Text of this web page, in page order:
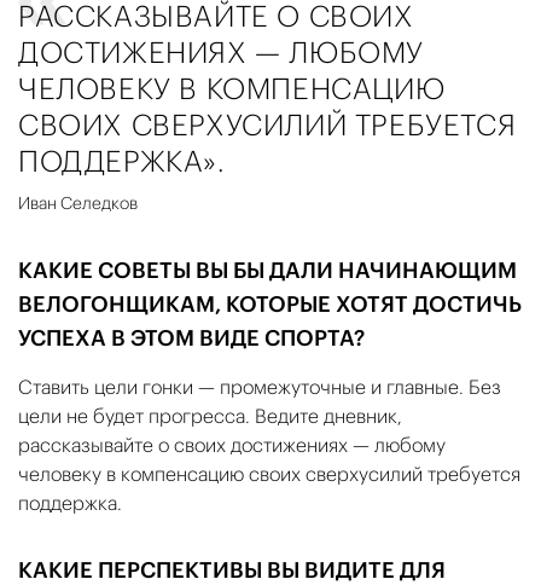
РАССКАЗЫВАЙТЕ О СВОИХ
ДОСТИЖЕНИЯХ — ЛЮБОМУ
ЧЕЛОВЕКУ В КОМПЕНСАЦИЮ
СВОИХ СВЕРХУСИЛИЙ ТРЕБУЕТСЯ
ПОДДЕРЖКА».
Иван Селедков
КАКИЕ СОВЕТЫ ВЫ БЫ ДАЛИ НАЧИНАЮЩИМ
ВЕЛОГОНЩИКАМ, КОТОРЫЕ ХОТЯТ ДОСТИЧЬ
УСПЕХА В ЭТОМ ВИДЕ СПОРТА?
Ставить цели гонки — промежуточные и главные. Без
цели не будет прогресса. Ведите дневник,
рассказывайте о своих достижениях — любому
человеку в компенсацию своих сверхусилий требуется
поддержка.
КАКИЕ ПЕРСПЕКТИВЫ ВЫ ВИДИТЕ ДЛЯ